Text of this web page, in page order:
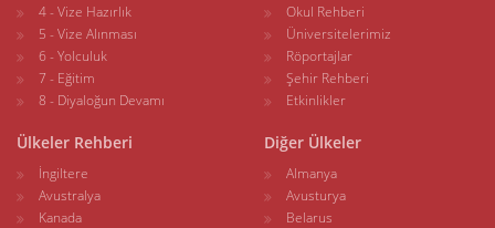
4 - Vize Hazırlık
5 - Vize Alınması
6 - Yolculuk
7 - Eğitim
8 - Diyaloğun Devamı
Okul Rehberi
Üniversitelerimiz
Röportajlar
Şehir Rehberi
Etkinlikler
Ülkeler Rehberi
İngiltere
Avustralya
Kanada
Diğer Ülkeler
Almanya
Avusturya
Belarus